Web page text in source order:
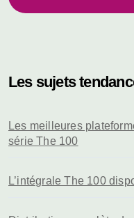
Les sujets
Les meilleures
série The 100
L’intégrale The 100